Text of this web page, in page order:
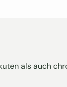
als auch